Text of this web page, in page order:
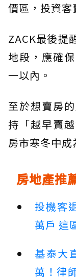
價區，投資客
ZACK最後提
地段，應確
一以內。
至於想賣房
持「越早賣
房市寒冬中成
房地產推
投機客
萬戶 這
基泰大
萬！律